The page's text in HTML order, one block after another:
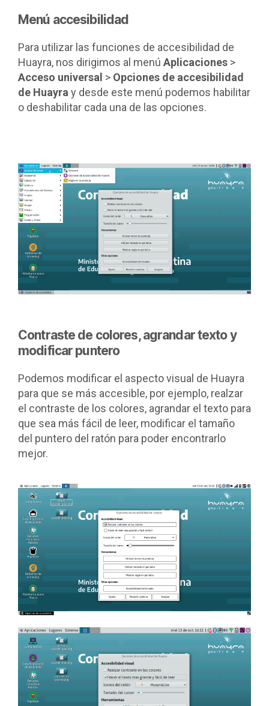
Menú accesibilidad
Para utilizar las funciones de accesibilidad de
Huayra, nos dirigimos al menú Aplicaciones >
Acceso universal > Opciones de accesibilidad
de Huayra y desde este menú podemos habilitar
o deshabilitar cada una de las opciones.
Contraste de colores, agrandar texto y
modificar puntero
Podemos modificar el aspecto visual de Huayra
para que se más accesible, por ejemplo, realzar
el contraste de los colores, agrandar el texto para
que sea más fácil de leer, modificar el tamaño
del puntero del ratón para poder encontrarlo
mejor.